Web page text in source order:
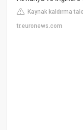
Kaynak kaldırma
tr.euronews.com